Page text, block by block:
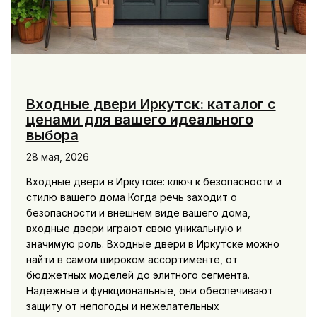
Входные двери Иркутск: каталог с
ценами для вашего идеального
выбора
28 мая, 2026
Входные двери в Иркутске: ключ к безопасности и
стилю вашего дома Когда речь заходит о
безопасности и внешнем виде вашего дома,
входные двери играют свою уникальную и
значимую роль. Входные двери в Иркутске можно
найти в самом широком ассортименте, от
бюджетных моделей до элитного сегмента.
Надежные и функциональные, они обеспечивают
защиту от непогоды и нежелательных